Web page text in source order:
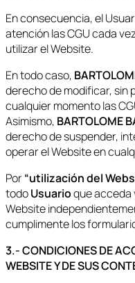
En consecuencia, el
atención las CGU cada
utilizar el Website.
En todo caso,
derecho de modificar, sin
cualquier momento las
Asimismo, BARTOLOME
derecho de suspender,
operar el Website en
Por“utilización del
todoUsuarioque acceda
Website
cumplimente los
3.- CONDICIONES DE
WEBSITE Y DE SUS